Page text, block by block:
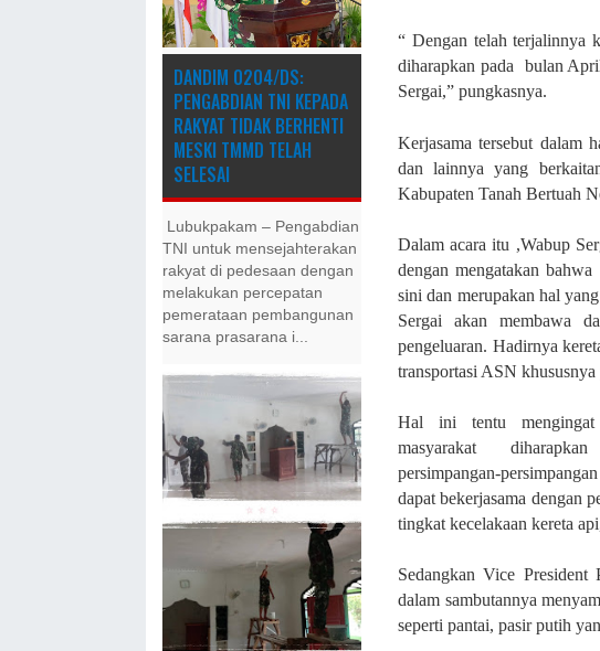
DANDIM 0204/DS:
PENGABDIAN TNI KEPADA
RAKYAT TIDAK BERHENTI
MESKI ​TMMD TELAH
SELESAI
Lubukpakam – Pengabdian
TNI untuk mensejahterakan
rakyat di pedesaan dengan
melakukan percepatan
pemerataan pembangunan
sarana prasarana i...
“ Dengan telah terjalinnya
diharapkan pada bulan
Sergai,” pungkasnya.
Kerjasama tersebut dalam
dan lainnya yang
Kabupaten Tanah Bertuah
Dalam acara itu ,Wabup
dengan mengatakan
sini dan merupakan hal
Sergai akan membawa
pengeluaran. Hadirnya
transportasi ASN
Hal ini tentu mengingat
masyarakat
persimpangan-
dapat bekerjasama dengan
tingkat kecelakaan kereta
Sedangkan Vice
dalam sambutannya
seperti pantai, pasir putih